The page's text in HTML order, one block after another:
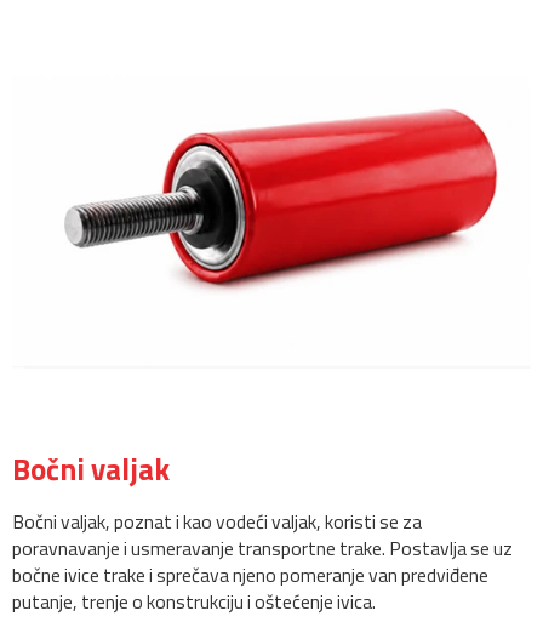
Bočni valjak
Bočni valjak, poznat i kao vodeći valjak, koristi se za
poravnavanje i usmeravanje transportne trake. Postavlja se uz
bočne ivice trake i sprečava njeno pomeranje van predviđene
putanje, trenje o konstrukciju i oštećenje ivica.